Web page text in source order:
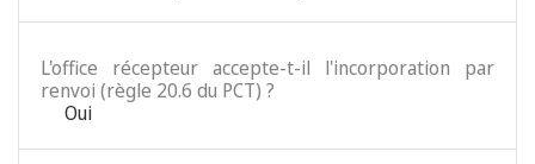
L'office récepteur accepte-t-il l'incorporation par
renvoi (règle 20.6 du PCT) ?
Oui